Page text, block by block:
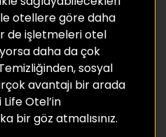
otellere göre daha
de işletmeleri otel
daha da çok
sosyal
avantajı bir arada
Otel’in
bir göz atmalısınız.